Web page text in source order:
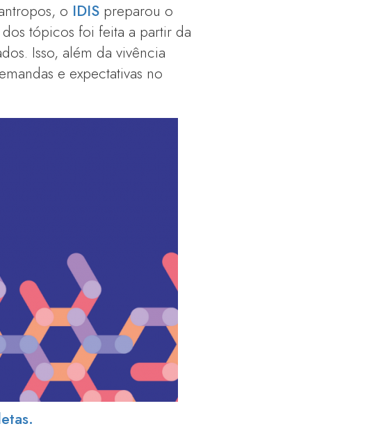
o IDIS preparou o
tópicos foi feita a partir da
Isso, além da vivência
e expectativas no